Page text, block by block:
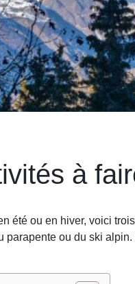
à
été ou en hiver, voici
parapente ou du ski